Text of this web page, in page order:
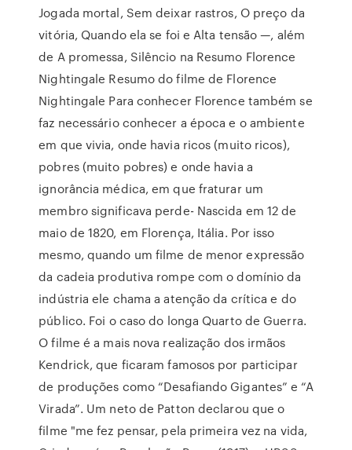
Jogada mortal, Sem deixar rastros, O preço da
vitória, Quando ela se foi e Alta tensão —, além
de A promessa, Silêncio na Resumo Florence
Nightingale Resumo do filme de Florence
Nightingale Para conhecer Florence também se
faz necessário conhecer a época e o ambiente
em que vivia, onde havia ricos (muito ricos),
pobres (muito pobres) e onde havia a
ignorância médica, em que fraturar um
membro significava perde- Nascida em 12 de
maio de 1820, em Florença, Itália. Por isso
mesmo, quando um filme de menor expressão
da cadeia produtiva rompe com o domínio da
indústria ele chama a atenção da crítica e do
público. Foi o caso do longa Quarto de Guerra.
O filme é a mais nova realização dos irmãos
Kendrick, que ficaram famosos por participar
de produções como “Desafiando Gigantes” e “A
Virada”. Um neto de Patton declarou que o
filme "me fez pensar, pela primeira vez na vida,